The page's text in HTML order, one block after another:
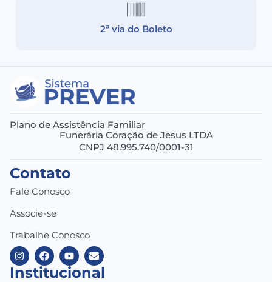
2ª via do Boleto
Plano de Assistência Familiar
Funerária Coração de Jesus LTDA
CNPJ 48.995.740/0001-31
Contato
Fale Conosco
Associe-se
Trabalhe Conosco
Institucional